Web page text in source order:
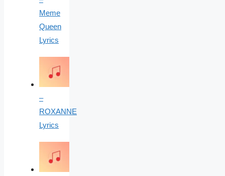
Meme
Queen
Lyrics
–
ROXANNE
Lyrics